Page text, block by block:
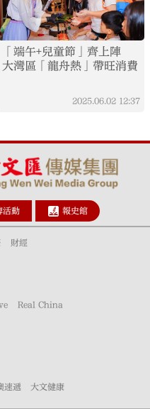
「端午+兒童節」齊上陣
大灣區「龍舟熱」帶旺消費
2025.06.02 12:37
活動 報史館
財經
Real China
速遞 大文健康